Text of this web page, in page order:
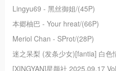
Lingyu69 - 黑丝御姐/(45P)
本郷柚巴 - Your hreat/(66P)
Meriol Chan - SProt/(28P)
迷之呆梨 (发条少女)[fantia] 白色
[XINGYAN]星颜社 2025.09.17